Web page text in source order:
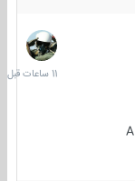
11
ساعات
قبل